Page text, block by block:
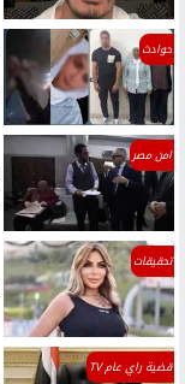
حوادث
امن مصر
تحقيقات
قضية راي عام TV